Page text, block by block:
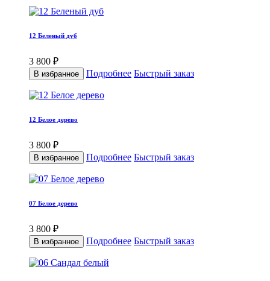
12 Беленый дуб
3 800 ₽
В избранное Подробнее Быстрый заказ
12 Белое дерево
3 800 ₽
В избранное Подробнее Быстрый заказ
07 Белое дерево
3 800 ₽
В избранное Подробнее Быстрый заказ